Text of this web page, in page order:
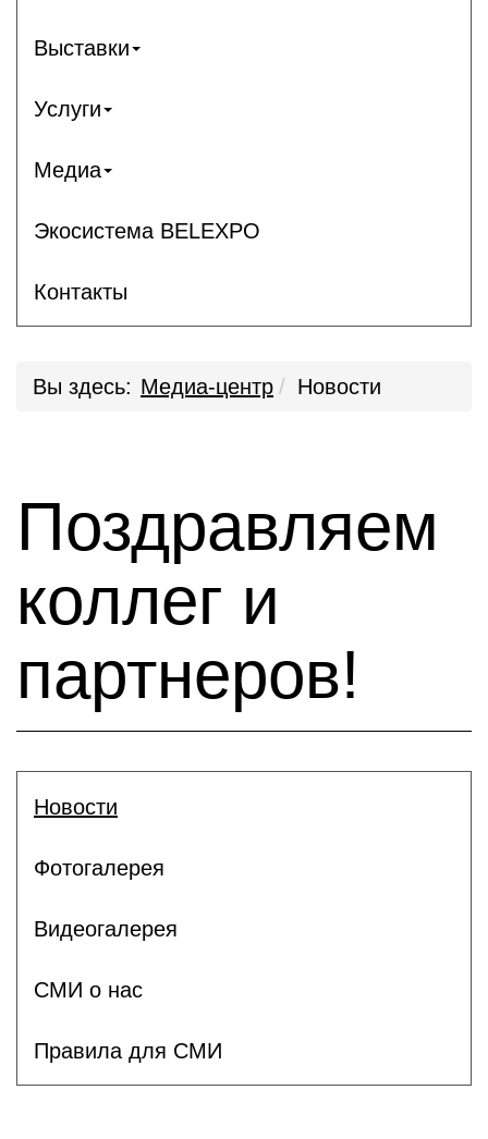
Выставки
Услуги
Медиа
Экосистема BELEXPO
Контакты
Вы здесь: Медиа-центр Новости
Поздравляем
коллег и
партнеров!
Новости
Фотогалерея
Видеогалерея
СМИ о нас
Правила для СМИ